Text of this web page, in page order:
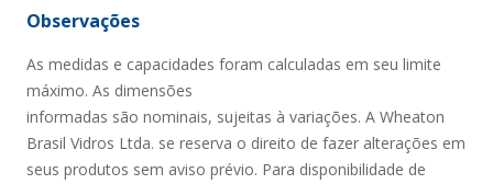
Observações
As medidas e capacidades foram calculadas em seu limite
máximo. As dimensões
informadas são nominais, sujeitas à variações. A Wheaton
Brasil Vidros Ltda. se reserva o direito de fazer alterações em
seus produtos sem aviso prévio. Para disponibilidade de